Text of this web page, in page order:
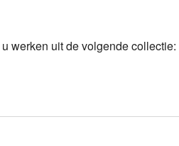
werken uit de volgende collectie: